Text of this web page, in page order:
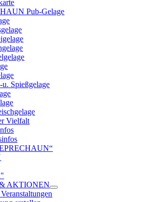
Pub-Gelage
Spießgelage
Vielfalt
AKTIONEN